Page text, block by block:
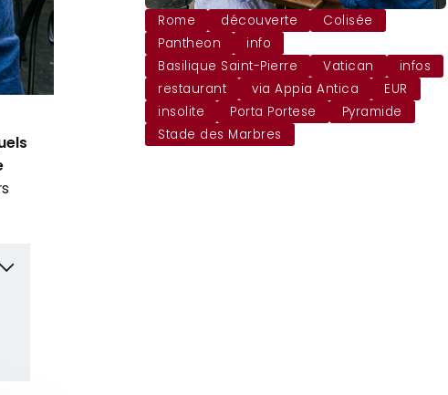
Rome découverte
Colisée
Pantheon
info
Basilique Saint-Pierre
Vatican
infos
restaurant
via Appia Antica
EUR
insolite
Porta Portese
Pyramide
Stade des Marbres